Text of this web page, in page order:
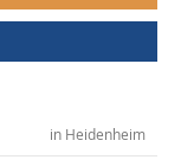
in Heidenheim